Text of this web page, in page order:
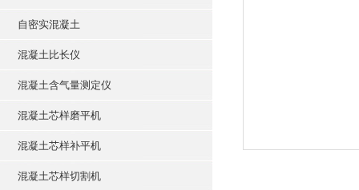
自密实混凝土
混凝土比长仪
混凝土含气量测定仪
混凝土芯样磨平机
混凝土芯样补平机
混凝土芯样切割机